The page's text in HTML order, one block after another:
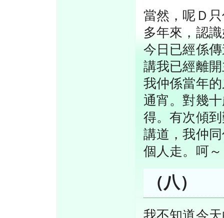
當然，呢Ｄ
多年來，認
今日已經係
講我已經離
我仲係當年
通宵。對幾
得。有次傾
講道，我仲
個人走。呵～
（八）
我不知道今